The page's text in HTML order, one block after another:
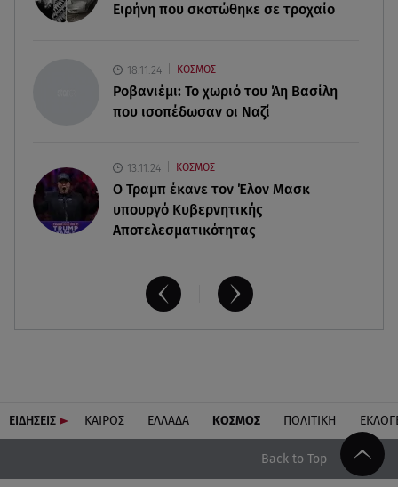
Νέο σκάνδαλο: Η UEFA κατέβαλε εξαψήφιο ποσό
στην ερωμένη του Ινφαντίνο
08.08.26 , 11:03
Νέες ταυτότητες: Πού πρέπει να αλλάξετε τα
στοιχεία σας
Ειρήνη που σκοτώθηκε σε τροχαίο
18.11.24 ΚΟΣΜΟΣ
Ροβανιέμι: Το χωριό του Άη Βασίλη
που ισοπέδωσαν οι Ναζί
13.11.24 ΚΟΣΜΟΣ
O Τραμπ έκανε τον Έλον Μασκ
υπουργό Κυβερνητικής
Αποτελεσματικότητας
ΕΙΔΗΣΕΙΣ ΚΑΙΡΟΣ ΕΛΛΑΔΑ ΚΟΣΜΟΣ ΠΟΛΙΤΙΚΗ
Back to Top